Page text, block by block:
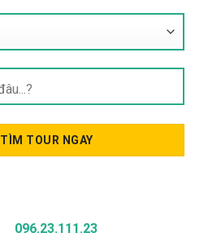
TÌM TOUR NGAY
096.23.111.23